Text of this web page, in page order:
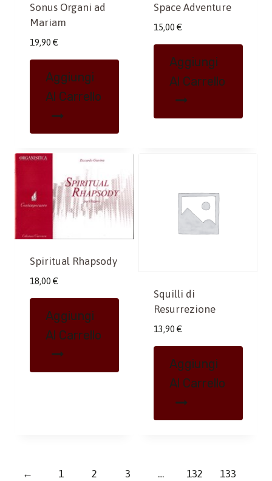
Sonus Organi ad
Mariam
19,90 €
Aggiungi
Al Carrello
Space Adventure
15,00 €
Aggiungi
Al Carrello
Spiritual Rhapsody
18,00 €
Aggiungi
Al Carrello
Squilli di
Resurrezione
13,90 €
Aggiungi
Al Carrello
← 1 2 3 … 132 133